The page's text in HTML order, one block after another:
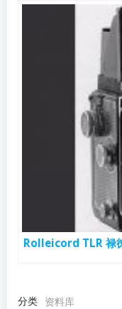
Rolleicord TLR 禄
分类 资料库